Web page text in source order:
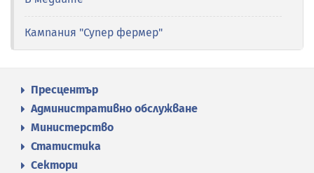
Кампания "Супер фермер"
Пресцентър
Административно обслужване
Министерство
Статистика
Сектори